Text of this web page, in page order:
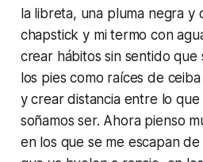
la libreta, una pluma negra y
chapsticky mi termo con
crear hábitos sin sentido que
los pies como raíces de
y crear distancia entre lo que
soñamos ser. Ahora pienso
en los que se me escapan de